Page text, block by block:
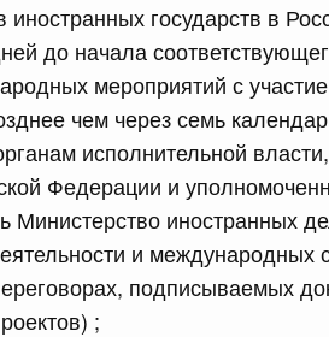
иностранных государств в
до начала
мероприятий с
чем через семь
исполнительной
Федерации и
иностранных
и международных
подписываемых
;
Федерации от 18.07.2026
детективом Федеральной службы
(территориального органа),
деятельности, о заключении
сыскных услуг
Федерации от 18.07.2026
Российской Федерации